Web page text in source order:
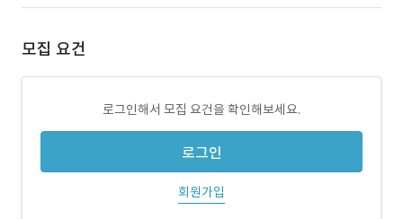
모집 요건
로그인해서 모집 요건을 확인해보세요.
로그인
회원가입